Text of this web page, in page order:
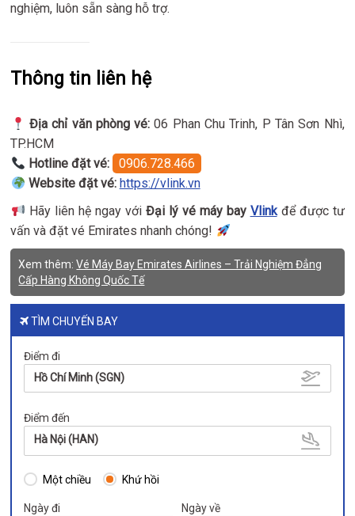
nghiệm, luôn sẵn sàng hỗ trợ.
Thông tin liên hệ
Địa chỉ văn phòng vé: 06 Phan Chu Trinh, P Tân Sơn Nhì,
TP.HCM
Hotline đặt vé:
0906.728.466
Website đặt vé: https://vlink.vn
Hãy liên hệ ngay với Đại lý vé máy bay Vlinkđể được tư
vấn và đặt vé Emirates nhanh chóng!
Xem thêm:Vé Máy Bay Emirates Airlines – Trải Nghiệm Đẳng
Cấp Hàng Không Quốc Tế
TÌM CHUYẾN BAY
Điểm đi
Hồ Chí Minh (SGN)
Điểm đến
Hà Nội (HAN)
Một chiều Khứ hồi
Ngày đi Ngày về